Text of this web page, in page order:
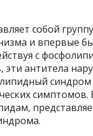
собой
и впервые
с
эти антитела
синдром
симптомов.